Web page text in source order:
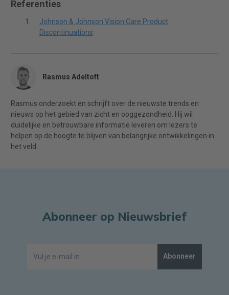
Referenties
Johnson & Johnson Vision Care Product
Discontinuations
Rasmus Adeltoft
Rasmus onderzoekt en schrijft over de nieuwste trends en
nieuws op het gebied van zicht en ooggezondheid. Hij wil
duidelijke en betrouwbare informatie leveren om lezers te
helpen op de hoogte te blijven van belangrijke ontwikkelingen in
het veld.
Abonneer op Nieuwsbrief
Abonneer